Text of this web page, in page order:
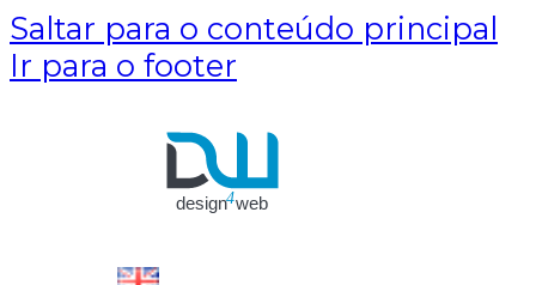
Saltar para o conteúdo principal
Ir para o footer